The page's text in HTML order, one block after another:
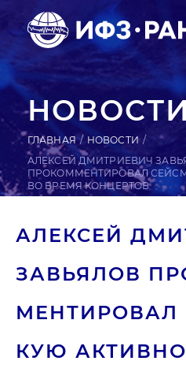
НОВОСТИ
ГЛАВНАЯ
НОВОСТИ
АЛЕКСЕЙ ДМИТРИЕВИЧ
ПРОКОММЕНТИРОВАЛ
ВО ВРЕМЯ КОНЦЕРТОВ
АЛЕКСЕЙ
ЗАВЬ­ЯЛОВ
КУЮ